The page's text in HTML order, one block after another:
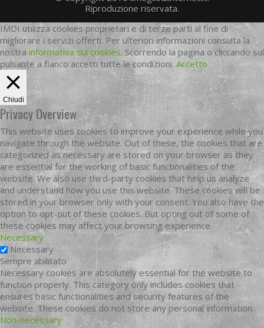
Riproduzione riservata.
IMDI utilizza cookies proprietari e di terze parti al fine di
migliorare i servizi offerti. Per ulteriori informazioni consulta la
nostrainformativa sui cookies. Scorrendo la pagina o cliccando sul
pulsante a fianco accetti tutte le condizioni.Accetto
Chiudi
Privacy Overview
This website uses cookies to improve your experience while you
navigate through the website. Out of these, the cookies that are
categorized as necessary are stored on your browser as they
are essential for the working of basic functionalities of the
website. We also use third-party cookies that help us analyze
and understand how you use this website. These cookies will be
stored in your browser only with your consent. You also have the
option to opt-out of these cookies. But opting out of some of
these cookies may affect your browsing experience.
Necessary
Necessary
Sempre abilitato
Necessary cookies are absolutely essential for the website to
function properly. This category only includes cookies that
ensures basic functionalities and security features of the
website. These cookies do not store any personal information.
Non-necessary